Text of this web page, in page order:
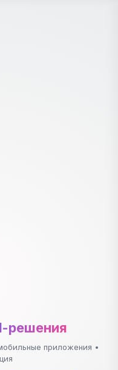
решения
приложения •